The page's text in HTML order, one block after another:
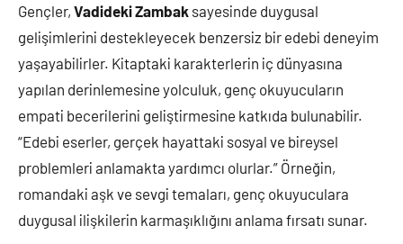
Gençler, Vadideki Zambak sayesinde duygusal
gelişimlerini destekleyecek benzersiz bir edebi deneyim
yaşayabilirler. Kitaptaki karakterlerin iç dünyasına
yapılan derinlemesine yolculuk, genç okuyucuların
empati becerilerini geliştirmesine katkıda bulunabilir.
“Edebi eserler, gerçek hayattaki sosyal ve bireysel
problemleri anlamakta yardımcı olurlar.” Örneğin,
romandaki aşk ve sevgi temaları, genç okuyuculara
duygusal ilişkilerin karmaşıklığını anlama fırsatı sunar.